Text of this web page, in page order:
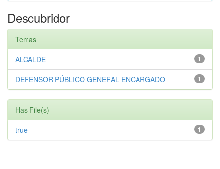
Descubridor
Temas
1
ALCALDE
1
DEFENSOR PÚBLICO GENERAL ENCARGADO
Has File(s)
1
true